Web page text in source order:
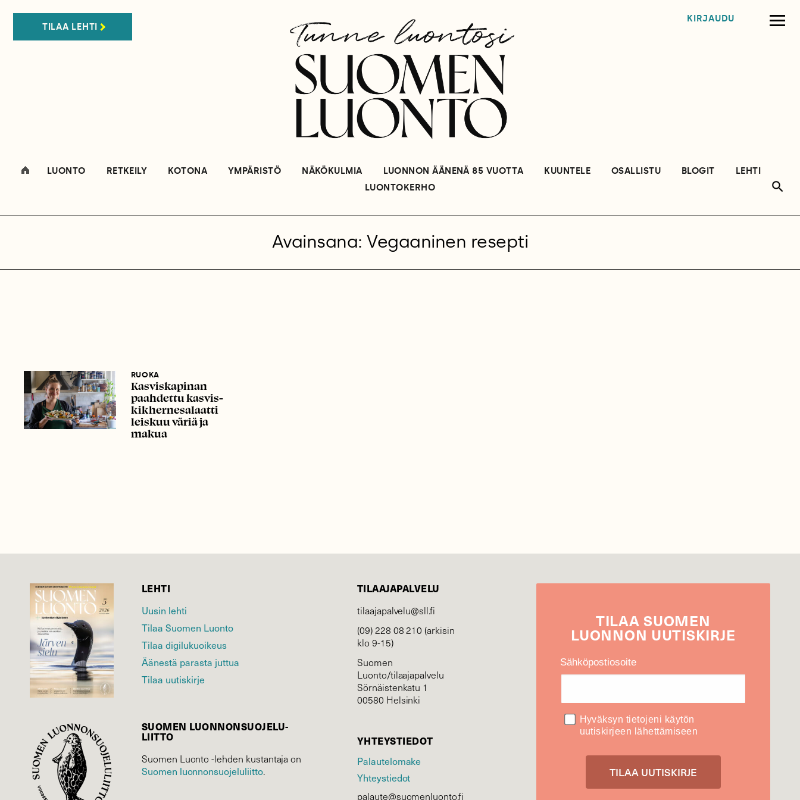
TILAA LEHTI
KIRJAUDU
LUONTO RETKEILY KOTONA YMPÄRISTÖ NÄKÖKULMIA LUONNON ÄÄNENÄ 85 VUOTTA KUUNTELE OSALLISTU BLOGIT
LEHTI
LUONTOKERHO
Avainsana: Vegaaninen resepti
RUOKA
Kasviskapinan
paahdettu kasvis-
kikhernesalaatti
leiskuu väriä ja
makua
LEHTI
Uusin lehti
Tilaa Suomen Luonto
Tilaa digilukuoikeus
Äänestä parasta juttua
Tilaa uutiskirje
SUOMEN LUONNON­SUOJELU­
LIITTO
Suomen Luonto -lehden kustantaja on
Suomen luonnonsuojelu­liitto.
TILAAJAPALVELU
tilaajapalvelu@sll.fi
(09) 228 08 210 (arkisin
klo 9-15)
Suomen
Luonto/tilaajapalvelu
Sörnäistenkatu 1
00580 Helsinki
YHTEYSTIEDOT
Palautelomake
Yhteystiedot
palaute@suomenluonto.fi
TILAASUOMEN
LUONNON UUTIS­KIRJE
Sähköpostiosoite
Hyväksyn tietojeni käytön
uutiskirjeen lähettämiseen